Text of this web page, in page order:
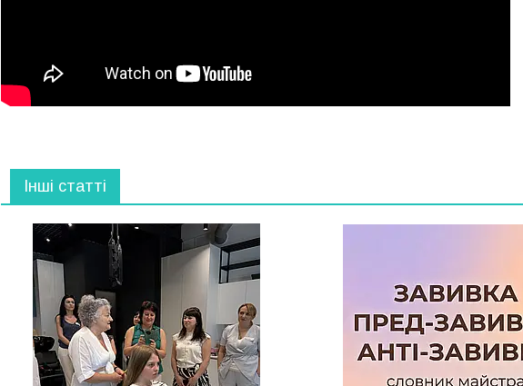
Інші статті